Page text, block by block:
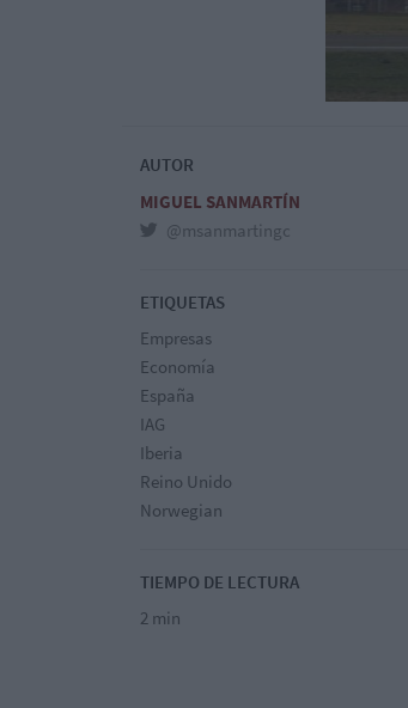
AUTOR
MIGUEL SANMARTÍN
@msanmartingc
ETIQUETAS
Empresas
Economía
España
IAG
Iberia
Reino Unido
Norwegian
TIEMPO DE LECTURA
2 min